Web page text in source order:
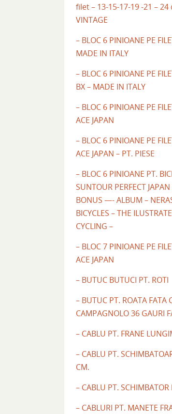
filet – 13-15-17-19 -21 – 24
VINTAGE
– BLOC 6 PINIOANE PE
MADE IN ITALY
– BLOC 6 PINIOANE PE
BX – MADE IN ITALY
– BLOC 6 PINIOANE PE
ACE JAPAN
– BLOC 6 PINIOANE PE
ACE JAPAN – PT. PIESE
– BLOC 6 PINIOANE PT.
SUNTOUR PERFECT
BONUS —- ALBUM –
BICYCLES – THE
CYCLING –
– BLOC 7 PINIOANE PE
ACE JAPAN
– BUTUC BUTUCI PT. ROTI
– BUTUC PT. ROATA FATA
CAMPAGNOLO 36 GAURI
– CABLU PT. FRANE
– CABLU PT.
CM.
– CABLU PT.
– CABLURI PT. MANETE